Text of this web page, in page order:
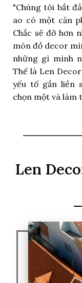
"Chúng tôi bắt
ao có một căn
Chắc sẽ đỡ hơn
món đồ decor
những gì mình
Thế là Len
yếu tố gắn liền
chọn một và làm
Len